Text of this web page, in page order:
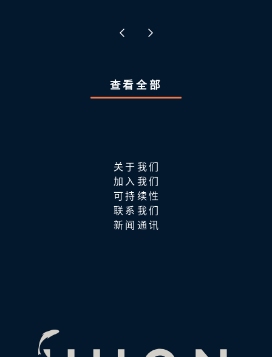
查看全部
关于我们
加入我们
可持续性
联系我们
新闻通讯